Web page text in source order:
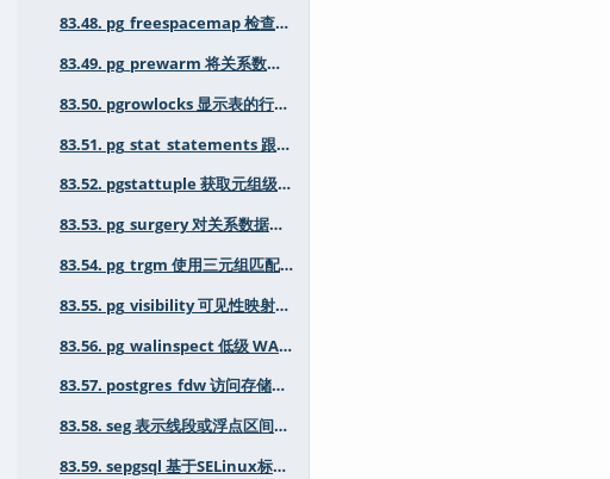
83.48. pg_freespacemap 检查空闲空间映射
83.49. pg_prewarm 将关系数据预加载到缓冲区缓存中
83.50. pgrowlocks 显示表的行锁定信息
83.51. pg_stat_statements 跟踪 SQL 规划和执行的统计信息
83.52. pgstattuple 获取元组级别的统计信息
83.53. pg_surgery 对关系数据执行低级操作
83.54. pg_trgm 使用三元组匹配支持文本相似性
83.55. pg_visibility 可见性映射信息和工具
83.56. pg_walinspect 低级 WAL 检查
83.57. postgres_fdw 访问存储在外部PostgreSQL 服务器中的数据
83.58. seg 表示线段或浮点区间的数据类型
83.59. sepgsql 基于SELinux标签的强制访问控制（MAC）安全模块